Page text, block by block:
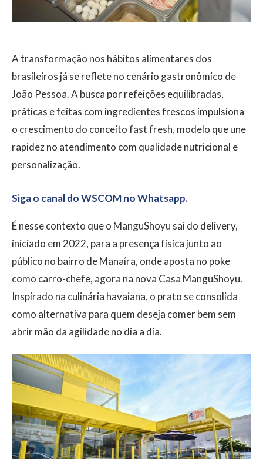
A transformação nos hábitos alimentares dos
brasileiros já se reflete no cenário gastronômico de
João Pessoa. A busca por refeições equilibradas,
práticas e feitas com ingredientes frescos impulsiona
o crescimento do conceito fast fresh, modelo que une
rapidez no atendimento com qualidade nutricional e
personalização.
Siga o canal do WSCOM no Whatsapp.
É nesse contexto que o ManguShoyu sai do delivery,
iniciado em 2022, para a presença física junto ao
público no bairro de Manaíra, onde aposta no poke
como carro-chefe, agora na nova Casa ManguShoyu.
Inspirado na culinária havaiana, o prato se consolida
como alternativa para quem deseja comer bem sem
abrir mão da agilidade no dia a dia.